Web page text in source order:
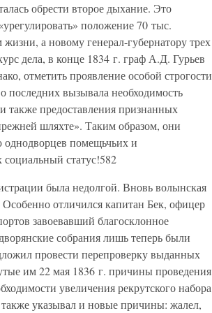
обрести второе дыхание. Это
положение 70 тыс.
а новому генерал-губернатору трех
дела, в конце 1834 г. граф А.Д. Гурьев
отметить проявление особой строгости
последних вызывала необходимость
также предоставления признанных
шляхте». Таким образом, они
однодворцев помещьчьих и
статус!582
была недолгой. Вновь волынская
отличился капитан Бек, офицер
завоевавший благосклонное
собрания лишь теперь были
провести перепроверку выданных
им 22 мая 1836 г. причины проведения
увеличения рекрутского набора
указывал и новые причины: жалел,